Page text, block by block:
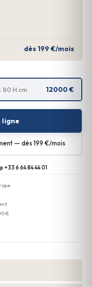
dès 199 €/mois
80 H cm 12000 €
ligne
— dès199€/mois
+33 6 64 84 44 01
€